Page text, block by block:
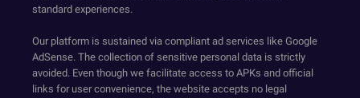
standard experiences.
Our platform is sustained via compliant ad services like Google
AdSense. The collection of sensitive personal data is strictly
avoided. Even though we facilitate access to APKs and official
links for user convenience, the website accepts no legal